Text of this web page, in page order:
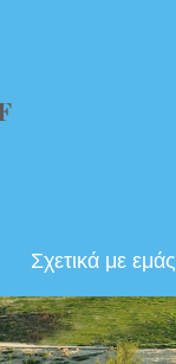
Σχετικά με εμάς